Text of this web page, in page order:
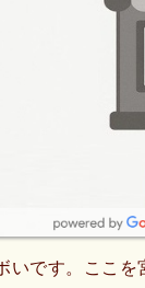
いです。ここ